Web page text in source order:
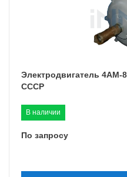
Электродвигатель 4АМ-
СССР
В наличии
По запросу